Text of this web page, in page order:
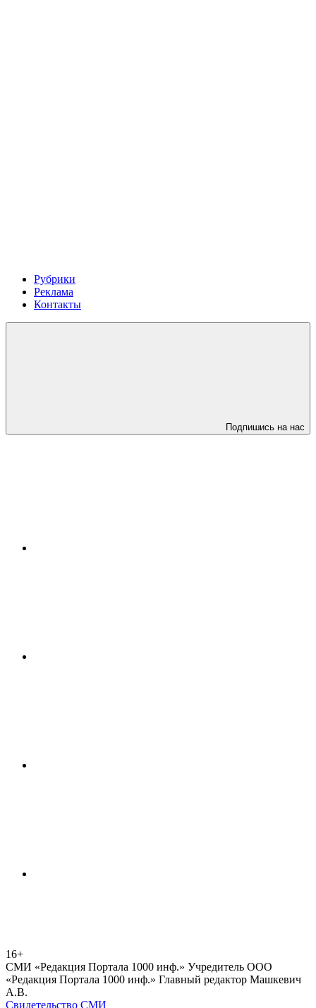
Рубрики
Реклама
Контакты
Подпишись на нас
16+
СМИ «Редакция Портала 1000 инф.» Учредитель ООО
«Редакция Портала 1000 инф.» Главный редактор Машкевич
А.В.
Свидетельство СМИ